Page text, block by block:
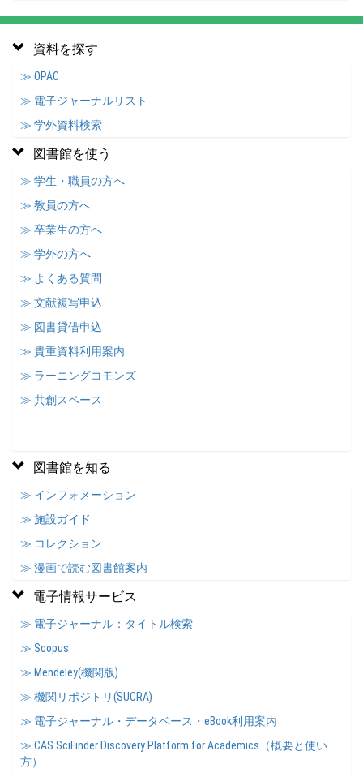
資料を探す
≫ OPAC
≫ 電子ジャーナルリスト
≫ 学外資料検索
図書館を使う
≫ 学生・職員の方へ
≫ 教員の方へ
≫ 卒業生の方へ
≫ 学外の方へ
≫ よくある質問
≫ 文献複写申込
≫ 図書貸借申込
≫ 貴重資料利用案内
≫ ラーニングコモンズ
≫ 共創スペース
図書館を知る
≫ インフォメーション
≫ 施設ガイド
≫ コレクション
≫ 漫画で読む図書館案内
電子情報サービス
≫ 電子ジャーナル：タイトル検索
≫ Scopus
≫ Mendeley(機関版)
≫ 機関リポジトリ(SUCRA)
≫ 電子ジャーナル・データベース・eBook利用案内
≫ CAS SciFinder Discovery Platform for Academics（概要と使い
方）